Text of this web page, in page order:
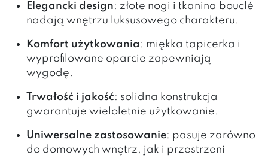
Elegancki design: złote nogi i tkanina bouclé
nadają wnętrzu luksusowego charakteru.
Komfort użytkowania : miękka tapicerka i
wyprofilowane oparcie zapewniają
wygodę.
Trwałość i jakość: solidna konstrukcja
gwarantuje wieloletnie użytkowanie.
Uniwersalne zastosowanie: pasuje zarówno
do domowych wnętrz, jak i przestrzeni